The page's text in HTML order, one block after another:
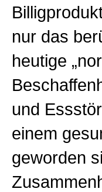
nur das
heutige
und
einem
geworden